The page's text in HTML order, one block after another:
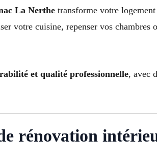
La Nerthe transforme votre logement
votre cuisine, repenser vos
et qualité professionnelle, avec
rénovation